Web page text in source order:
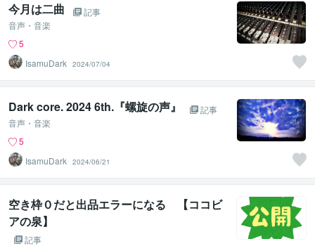
今月は二曲
記事
音声・音楽
5
IsamuDark 2024/07/04
Dark core. 2024 6th.『螺旋の声』
記事
音声・音楽
5
IsamuDark 2024/06/21
空き枠０だと出品エラーになる 【ココビ
アの泉】
記事